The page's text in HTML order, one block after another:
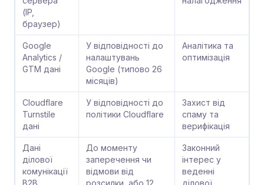
(IP,
браузер)
Google
Analytics /
GTM дані
У відповідності до
налаштувань
Google (типово 26
місяців)
Аналітика та
оптимізація
Cloudflare
Turnstile
дані
У відповідності до
політики Cloudflare
Захист від
спаму та
верифікація
Дані
ділової
комунікації
B2B
До моменту
заперечення чи
відмови від
розсилки, або 12
Законний
інтерес у
веденні
ділової